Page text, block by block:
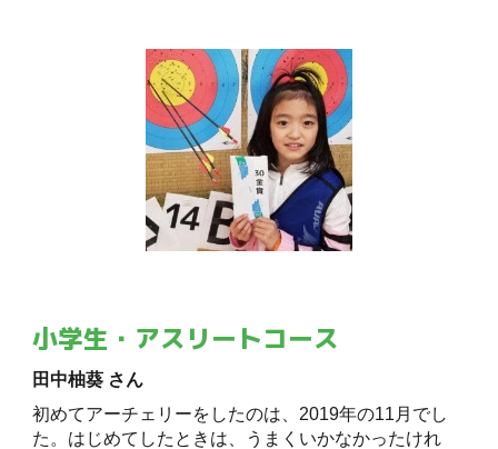
小学生・アスリートコース
田中柚葵 さん
初めてアーチェリーをしたのは、2019年の11月でし
た。はじめてしたときは、うまくいかなかったけれ